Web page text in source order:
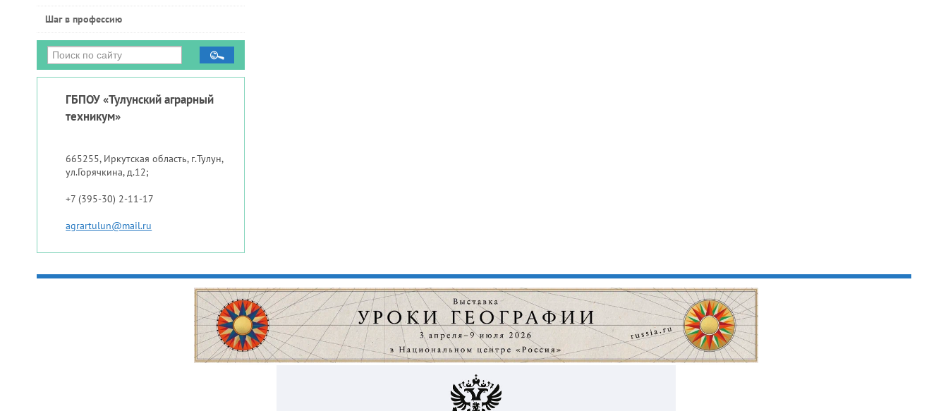
Шаг в профессию
ГБПОУ «Тулунский аграрный
техникум»
665255, Иркутская область, г.Тулун,
ул.Горячкина, д.12;
+7 (395-30) 2-11-17
agrartulun@mail.ru